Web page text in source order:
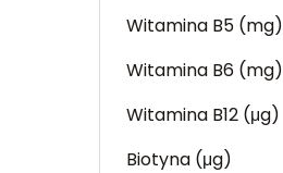
Witamina B5 (mg)
Witamina B6 (mg)
Witamina B12 (μg)
Biotyna (μg)